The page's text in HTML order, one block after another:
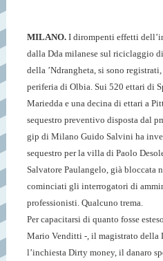
MILANO. I dirompenti effetti
dalla Dda milanese sul riciclaggio
della ’Ndrangheta, si sono
periferia di Olbia. Sui 520 ettari di
Mariedda e una decina di ettari a
sequestro preventivo disposta dal
gip di Milano Guido Salvini ha
sequestro per la villa di Paolo
Salvatore Paulangelo, già bloccata
cominciati gli interrogatori di
professionisti. Qualcuno trema.
Per capacitarsi di quanto fosse
Mario Venditti -, il magistrato della
l’inchiesta Dirty money, il danaro